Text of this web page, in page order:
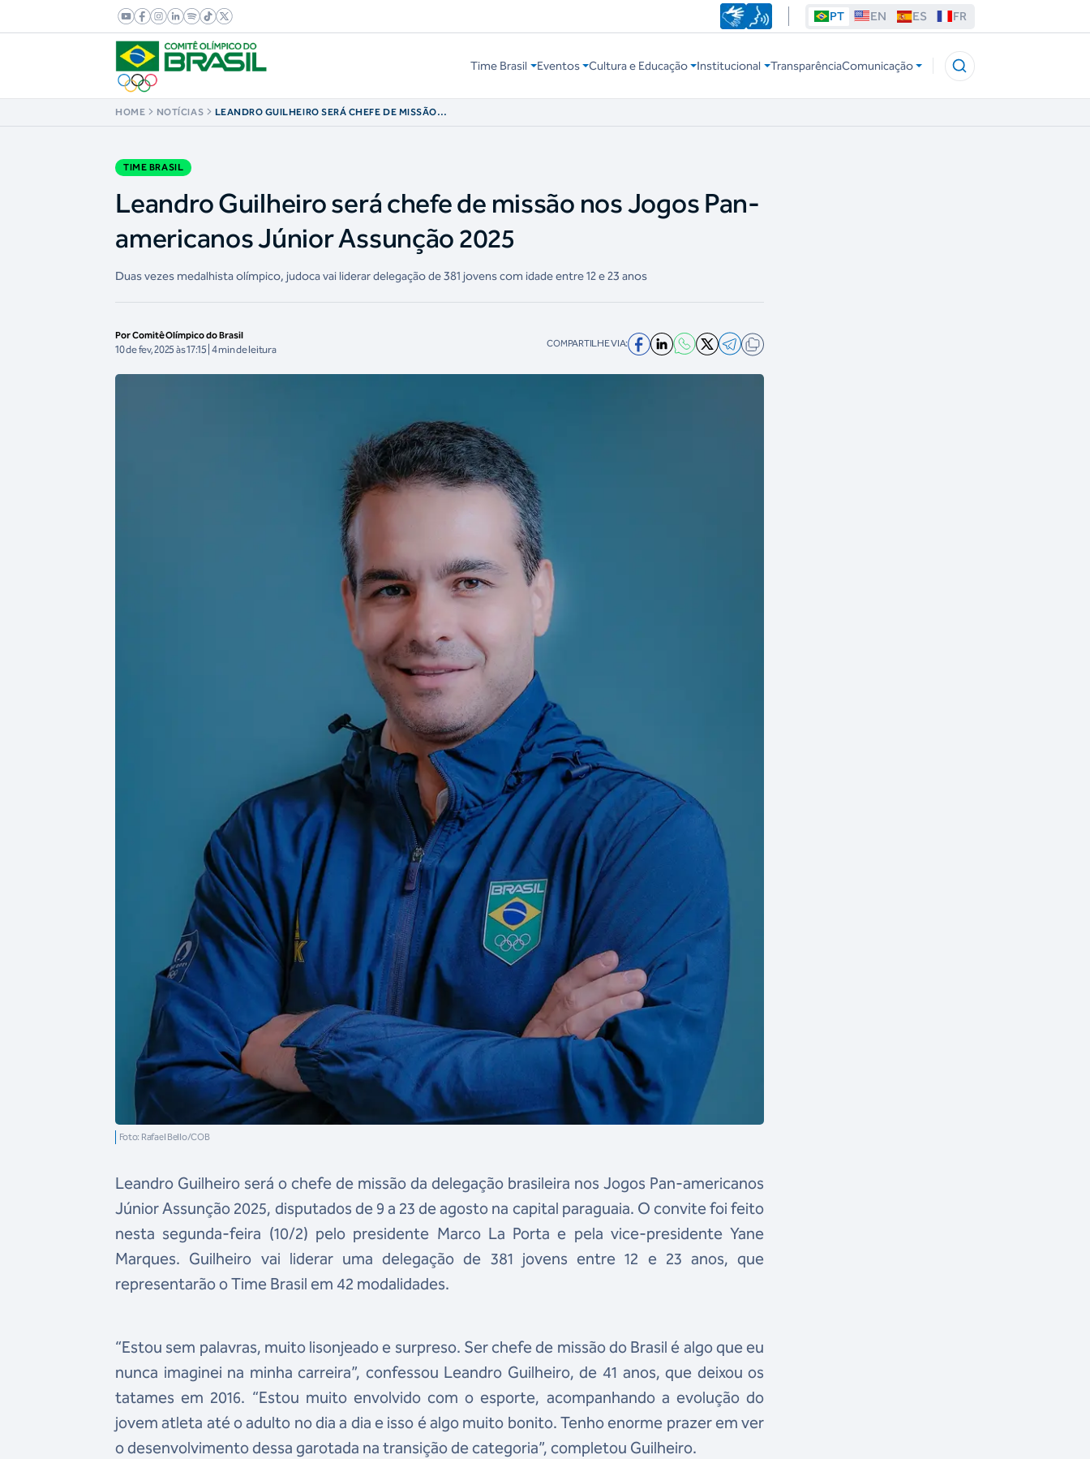
PT EN ES FR
Time Brasil Eventos Cultura e Educação Institucional TransparênciaComunicação
HOME NOTÍCIAS
LEANDRO GUILHEIRO SERÁ CHEFE DE MISSÃO
TIME BRASIL
Leandro Guilheiro será chefe de missão nos Jogos Pan-
americanos Júnior Assunção 2025
Duas vezes medalhista olímpico, judoca vai liderar delegação de 381 jovens com idade entre 12 e 23 anos
Por Comitê Olímpico do Brasil
10 de fev, 2025 às 17:15 | 4 min de leitura COMPARTILHE VIA:
Foto: Rafael Bello/COB
Leandro Guilheiro será o chefe de missão da delegação brasileira nos Jogos Pan-americanos
Júnior Assunção 2025, disputados de 9 a 23 de agosto na capital paraguaia. O convite foi feito
nesta segunda-feira (10/2) pelo presidente Marco La Porta e pela vice-presidente Yane
Marques. Guilheiro vai liderar uma delegação de 381 jovens entre 12 e 23 anos, que
representarão o Time Brasil em 42 modalidades.
“Estou sem palavras, muito lisonjeado e surpreso. Ser chefe de missão do Brasil é algo que eu
nunca imaginei na minha carreira”, confessou Leandro Guilheiro, de 41 anos, que deixou os
tatames em 2016. “Estou muito envolvido com o esporte, acompanhando a evolução do
jovem atleta até o adulto no dia a dia e isso é algo muito bonito. Tenho enorme prazer em ver
o desenvolvimento dessa garotada na transição de categoria”, completou Guilheiro.